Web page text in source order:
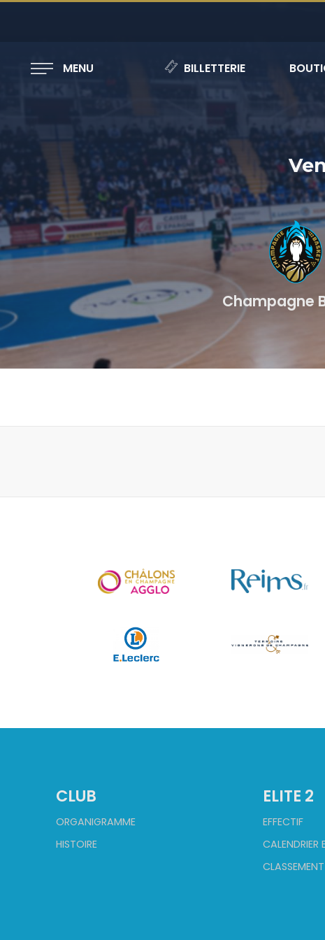
MENU BILLETTERIE
Champagne
CLUB
ORGANIGRAMME
HISTOIRE
ELITE 2
EFFECTIF
CALENDRIER
CLASSEMENT